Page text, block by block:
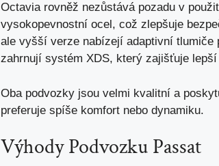
Octavia rovněž nezůstává pozadu v
vysokopevnostní ocel, což zlepšuje
ale vyšší verze nabízejí adaptivní tlumiče
zahrnují systém XDS, který zajišťuje
Oba podvozky jsou velmi kvalitní a
preferuje spíše komfort nebo dynamiku.
Výhody Podvozku Passat